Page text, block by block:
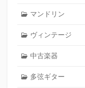
マンドリン
ヴィンテージ
中古楽器
多弦ギター